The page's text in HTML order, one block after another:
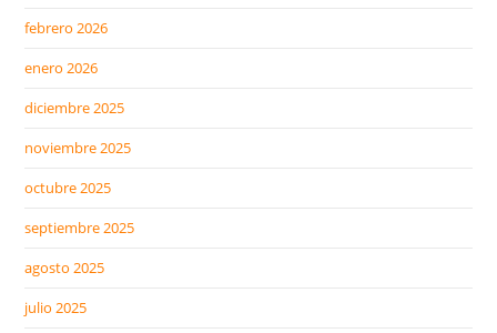
febrero 2026
enero 2026
diciembre 2025
noviembre 2025
octubre 2025
septiembre 2025
agosto 2025
julio 2025